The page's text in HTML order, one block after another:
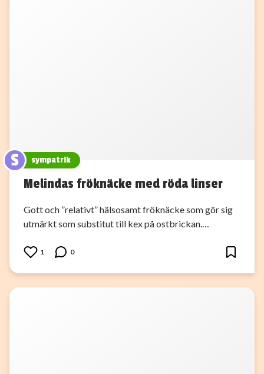
S sympatrik
Melindas fröknäcke med röda linser
Gott och ”relativt” hälsosamt fröknäcke som gör sig
utmärkt som substitut till kex på ostbrickan.…
1 0